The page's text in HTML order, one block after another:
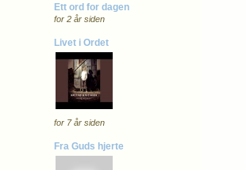
Ett ord for dagen
for 2 år siden
Livet i Ordet
for 7 år siden
Fra Guds hjerte